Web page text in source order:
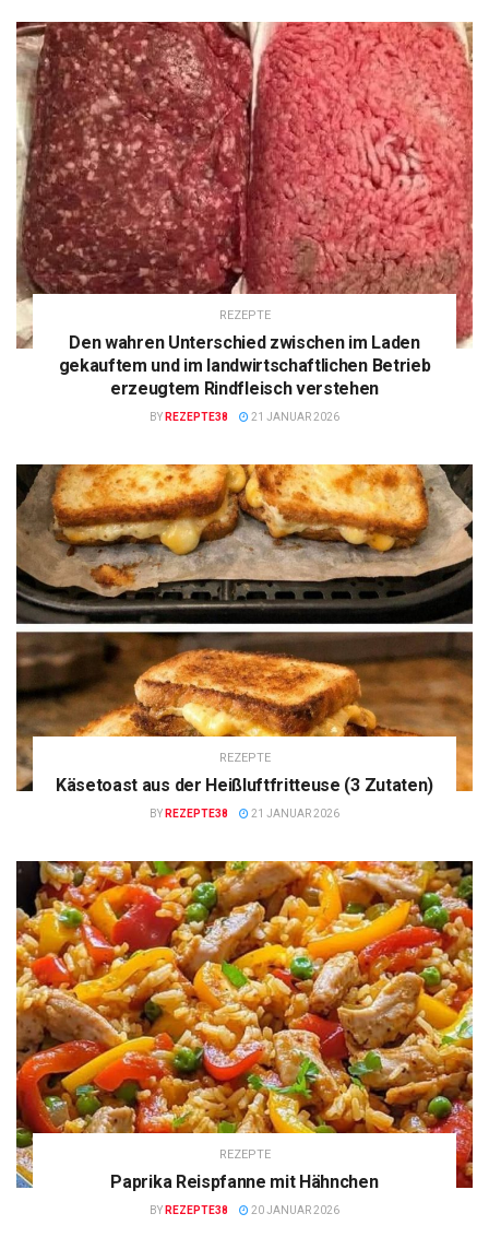
REZEPTE
Den wahren Unterschied zwischen im Laden
gekauftem und im landwirtschaftlichen Betrieb
erzeugtem Rindfleisch verstehen
BY REZEPTE38 21 JANUAR 2026
REZEPTE
Käsetoast aus der Heißluftfritteuse (3 Zutaten)
BY REZEPTE38 21 JANUAR 2026
REZEPTE
Paprika Reispfanne mit Hähnchen
BY REZEPTE38 20 JANUAR 2026